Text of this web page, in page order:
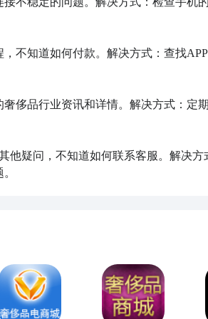
不知道如何付款。解决方式：查找
侈品行业资讯和详情。解决方式：定
他疑问，不知道如何联系客服。解决